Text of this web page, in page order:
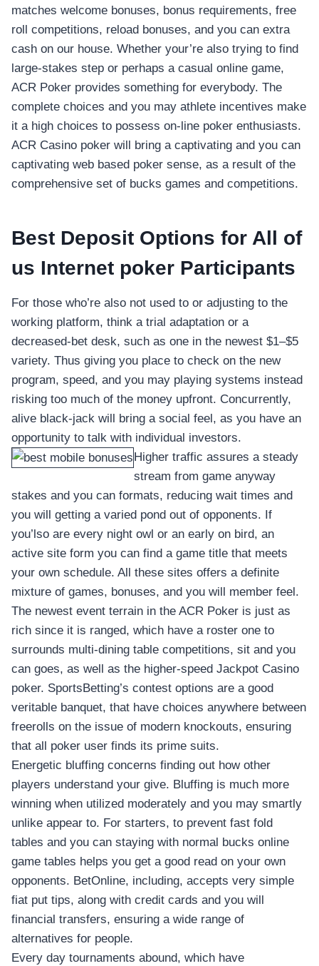
matches welcome bonuses, bonus requirements, free
roll competitions, reload bonuses, and you can extra
cash on our house. Whether your’re also trying to find
large-stakes step or perhaps a casual online game,
ACR Poker provides something for everybody. The
complete choices and you may athlete incentives make
it a high choices to possess on-line poker enthusiasts.
ACR Casino poker will bring a captivating and you can
captivating web based poker sense, as a result of the
comprehensive set of bucks games and competitions.
Best Deposit Options for All of
us Internet poker Participants
For those who’re also not used to or adjusting to the
working platform, think a trial adaptation or a
decreased-bet desk, such as one in the newest $1–$5
variety. Thus giving you place to check on the new
program, speed, and you may playing systems instead
risking too much of the money upfront. Concurrently,
alive black-jack will bring a social feel, as you have an
opportunity to talk with individual investors.
Higher traffic assures a steady
stream from game anyway
stakes and you can formats, reducing wait times and
you will getting a varied pond out of opponents. If
you’lso are every night owl or an early on bird, an
active site form you can find a game title that meets
your own schedule. All these sites offers a definite
mixture of games, bonuses, and you will member feel.
The newest event terrain in the ACR Poker is just as
rich since it is ranged, which have a roster one to
surrounds multi-dining table competitions, sit and you
can goes, as well as the higher-speed Jackpot Casino
poker. SportsBetting’s contest options are a good
veritable banquet, that have choices anywhere between
freerolls on the issue of modern knockouts, ensuring
that all poker user finds its prime suits.
Energetic bluffing concerns finding out how other
players understand your give. Bluffing is much more
winning when utilized moderately and you may smartly
unlike appear to. For starters, to prevent fast fold
tables and you can staying with normal bucks online
game tables helps you get a good read on your own
opponents. BetOnline, including, accepts very simple
fiat put tips, along with credit cards and you will
financial transfers, ensuring a wide range of
alternatives for people.
Every day tournaments abound, which have